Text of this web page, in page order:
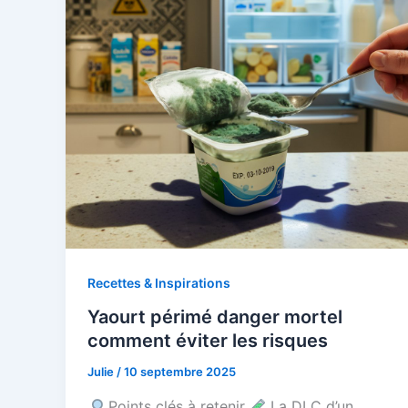
Recettes & Inspirations
Yaourt périmé danger mortel
comment éviter les risques
Julie/10 septembre 2025